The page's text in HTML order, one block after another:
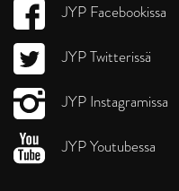
JYP Facebookissa
JYP Twitterissä
JYP Instagramissa
JYP Youtubessa